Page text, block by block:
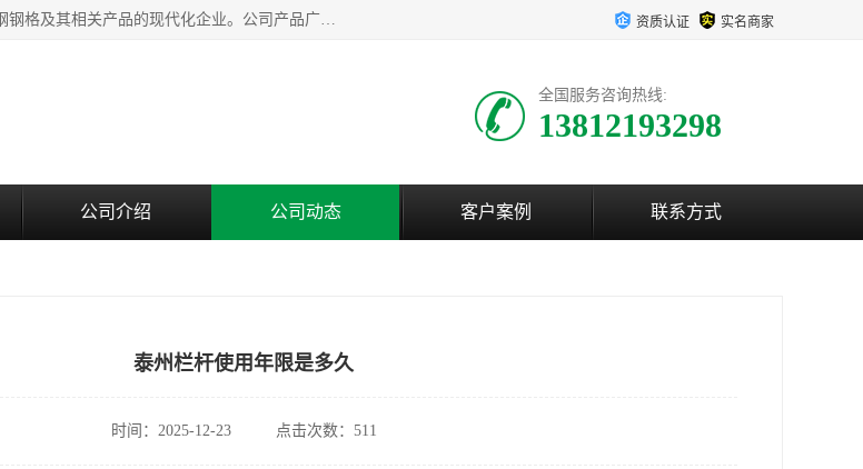
无锡昌鸿钢格板有限公司是专业生产和销售各类镀锌钢格板、镀锌钢格栅、不锈钢钢格及其相关产品的现代化企业。公司产品广泛运用于石油、化工、港口、电力、运输、造纸、医药、钢铁、食品、市政、房地产、制造业等各个领域。 资质认证 实名商家
全国服务咨询热线:
13812193298
公司介绍 公司动态 客户案例 联系方式
泰州栏杆使用年限是多久
时间：2025-12-23 点击次数：511